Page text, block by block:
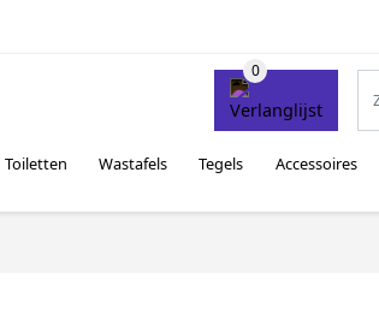
Toiletten Wastafels Tegels Accessoires